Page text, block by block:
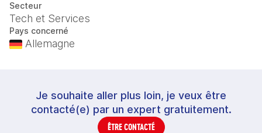
Secteur
Tech et Services
Pays concerné
Allemagne
Je souhaite aller plus loin, je veux être
contacté(e) par un expert gratuitement.
ÊTRE CONTACTÉ